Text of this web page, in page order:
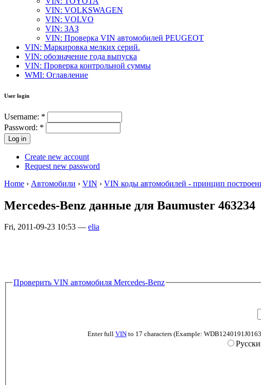
VIN: VOLKSWAGEN
VIN: VOLVO
VIN: ЗАЗ
VIN: Проверка VIN автомобилей PEUGEOT
VIN: Маркировка мелких серий.
VIN: обозначение года выпуска
VIN: Проверка контрольной суммы
WMI: Оглавление
User login
Username: *
Password: *
Create new account
Request new password
Home › Автомобили › VIN › VIN коды автомобилей - принцип
Mercedes-Benz данные для Baumuster 463234
Fri, 2011-09-23 10:53 — elia
Проверить VIN автомобиля Mercedes-Benz
Enter full VINto 17 characters (Example: